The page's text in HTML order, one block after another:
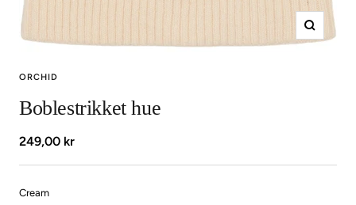
Zoom
ORCHID
Boblestrikket hue
Udsalgspris
249,00 kr
Cream